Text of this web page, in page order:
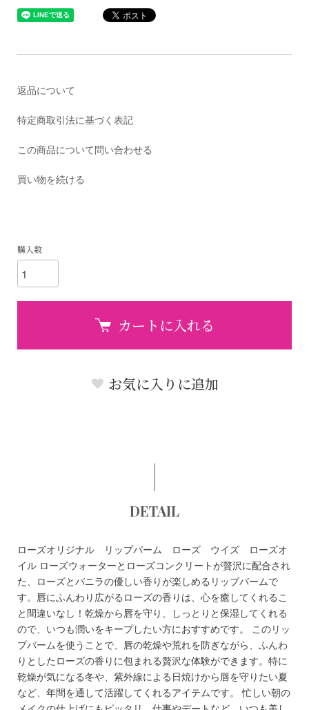
返品について
特定商取引法に基づく表記
この商品について問い合わせる
買い物を続ける
購入数
カートに入れる
お気に入りに追加
DETAIL
ローズオリジナル リップバーム ローズ ウイズ ローズオ
イル ローズウォーターとローズコンクリートが贅沢に配合され
た、ローズとバニラの優しい香りが楽しめるリップバームで
す。唇にふんわり広がるローズの香りは、心を癒してくれるこ
と間違いなし！乾燥から唇を守り、しっとりと保湿してくれる
ので、いつも潤いをキープしたい方におすすめです。 このリッ
プバームを使うことで、唇の乾燥や荒れを防ぎながら、ふんわ
りとしたローズの香りに包まれる贅沢な体験ができます。特に
乾燥が気になる冬や、紫外線による日焼けから唇を守りたい夏
など、年間を通して活躍してくれるアイテムです。 忙しい朝の